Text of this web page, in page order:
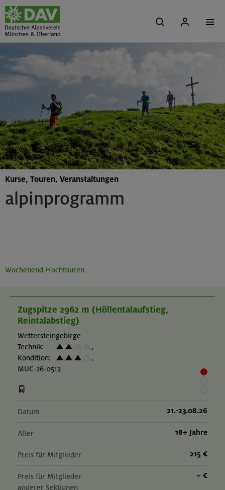
alpinprogramm
Kurse, Touren, Veranstaltungen
Wochenend-Hochtouren
Zugspitze 2962 m (Höllentalaufstieg,
Reintalabstieg)
Wettersteingebirge
Technik:
,
Kondition:
,
MUC-26-0512
Datum 21.-23.08.26
Alter 18+ Jahre
Preis für Mitglieder 215 €
Preis für Mitglieder
anderer Sektionen
– €